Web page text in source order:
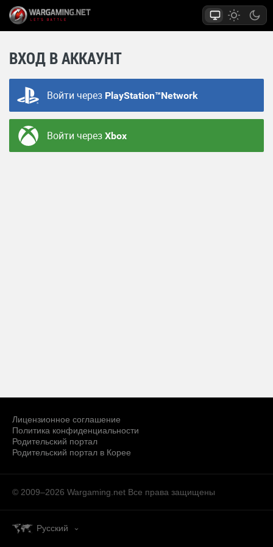
ВХОД В АККАУНТ
Войти через PlayStation™Network
Войти черезXbox
Лицензионное соглашение
Политика конфиденциальности
Родительский портал
Родительский портал в Корее
© 2009–2026 Wargaming.net Все права защищены
Русский